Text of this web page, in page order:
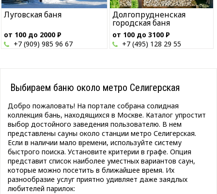
Луговская баня
от 100 до 2000 Р
+7 (909) 985 96 67
Долгопрудненская
городская баня
от 100 до 3100 Р
+7 (495) 128 29 55
Выбираем баню около метро Селигерская
Добро пожаловать! На портале собрана солидная
коллекция бань, находящихся в Москве. Каталог упростит
выбор достойного заведения пользователю. В нем
представлены сауны около станции метро Селигерская.
Если в наличии мало времени, используйте систему
быстрого поиска. Установите критерии в графе. Опция
представит список наиболее уместных вариантов саун,
которые можно посетить в ближайшее время. Их
разнообразие услуг приятно удивляет даже заядлых
любителей парилок: